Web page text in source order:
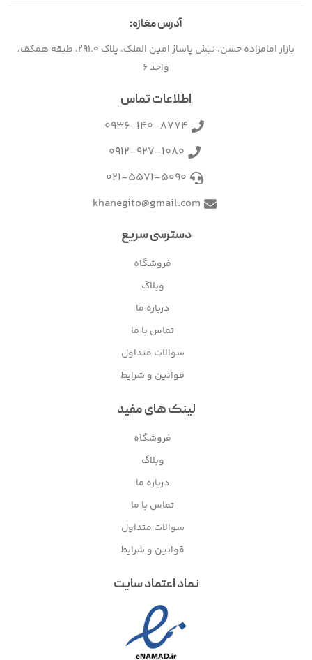
آدرس مغازه:
بازار امامزاده حسن، نبش پاساژ امین الملک، پلاک 291.0، طبقه همکف،
واحد 6
اطلاعات تماس
0936-140-8774
0912-927-1080
021-5571-5090
khanegito@gmail.com
دسترسی سریع
فروشگاه
وبلاگ
درباره ما
تماس با ما
سوالات متداول
قوانین و شرایط
لینک های مفید
فروشگاه
وبلاگ
درباره ما
تماس با ما
سوالات متداول
قوانین و شرایط
نماد اعتماد سایت